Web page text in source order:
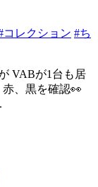
コレクション #ち
VABが1台も居
、黒を確認👀